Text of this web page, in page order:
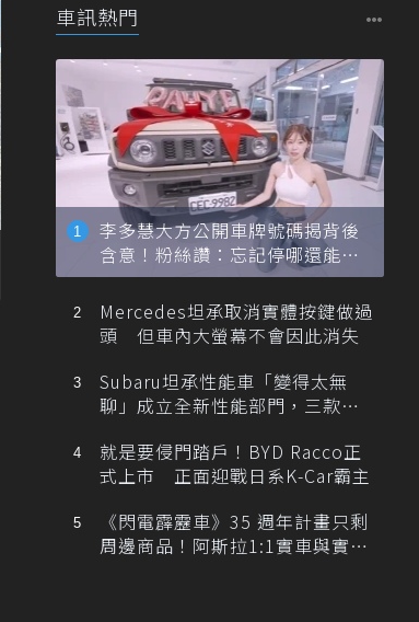
車訊熱門
李多慧大方公開車牌號碼揭背後
含意！粉絲讚：忘記停哪還能幫
忙找車
Mercedes坦承取消實體按鍵做過
頭 但車內大螢幕不會因此消失
Subaru坦承性能車「變得太無
聊」成立全新性能部門，三款手
就是要侵門踏戶！BYD Racco正
式上市 正面迎戰日系K-Car霸主
《閃電霹靂車》35 週年計畫只剩
周邊商品！阿斯拉1:1實車與實體